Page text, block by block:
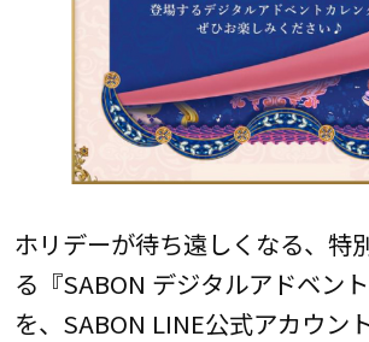
ホリデーが待ち遠しくなる、特
る『SABON デジタルアドベン
を、SABON LINE公式アカウン